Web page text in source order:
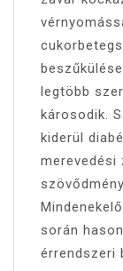
legtöbb
károsodik.
kiderül
merevedési
során
érrendszeri